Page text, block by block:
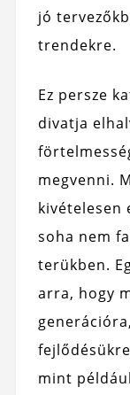
jó
trendekre.
Ez persze
divatja
megvenni.
kivételesen
soha nem
terükben.
arra, hogy
mint